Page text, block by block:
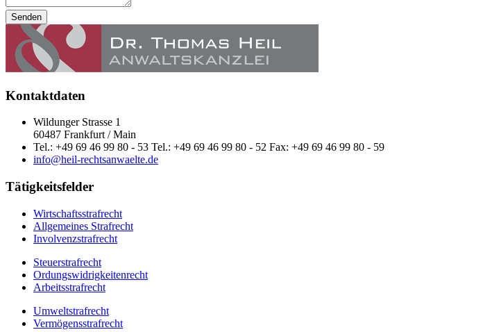
Senden
Kontaktdaten
Wildunger Strasse 1
60487 Frankfurt / Main
Tel.: +49 69 46 99 80 - 53 Tel.: +49 69 46 99 80 - 52 Fax: +49 69 46 99 80 - 59
info@heil-rechtsanwaelte.de
Tätigkeitsfelder
Wirtschaftsstrafrecht
Allgemeines Strafrecht
Involvenzstrafrecht
Steuerstrafrecht
Ordungswidrigkeitenrecht
Arbeitsstrafrecht
Umweltstrafrecht
Vermögensstrafrecht